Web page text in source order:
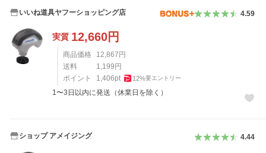
いいね道具ヤフーショッピング店 4.59
実質 12,660円
商品価格 12,867 円
送料
1,199 円
ポイント
1,406pt 12%要エントリー
1〜3日以内に発送（休業日を除く）
ショップ アメイジング 4.44